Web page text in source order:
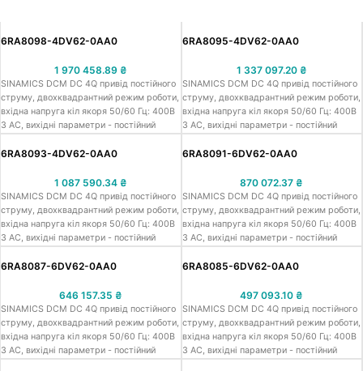
6RA8098-4DV62-0AA0
1 970 458.89 ₴
SINAMICS DCM DC 4Q привід постійного
струму, двохквадрантний режим роботи,
вхідна напруга кіл якоря 50/60 Гц: 400В
3 АС, вихідні параметри - постійний
кола збудження: 480В 2 АС, 40.0 A
6RA8095-4DV62-0AA0
1 337 097.20 ₴
SINAMICS DCM DC 4Q привід постійного
струму, двохквадрантний режим роботи,
вхідна напруга кіл якоря 50/60 Гц: 400В
3 АС, вихідні параметри - постійний
кола збудження: 480В 2 АС, 40.0 A
6RA8093-4DV62-0AA0
1 087 590.34 ₴
SINAMICS DCM DC 4Q привід постійного
струму, двохквадрантний режим роботи,
вхідна напруга кіл якоря 50/60 Гц: 400В
3 АС, вихідні параметри - постійний
збудження: 480В 2 АС, 40.0 A
6RA8091-6DV62-0AA0
870 072.37 ₴
SINAMICS DCM DC 4Q привід постійного
струму, двохквадрантний режим роботи,
вхідна напруга кіл якоря 50/60 Гц: 400В
3 АС, вихідні параметри - постійний
збудження: 480В 2 АС, 40.0 A
6RA8087-6DV62-0AA0
646 157.35 ₴
SINAMICS DCM DC 4Q привід постійного
струму, двохквадрантний режим роботи,
вхідна напруга кіл якоря 50/60 Гц: 400В
3 АС, вихідні параметри - постійний
6RA8085-6DV62-0AA0
497 093.10 ₴
SINAMICS DCM DC 4Q привід постійного
струму, двохквадрантний режим роботи,
вхідна напруга кіл якоря 50/60 Гц: 400В
3 АС, вихідні параметри - постійний